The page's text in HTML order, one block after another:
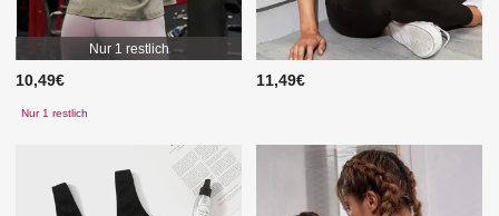
Nur 1 restlich
10,49€
Nur 1 restlich
11,49€